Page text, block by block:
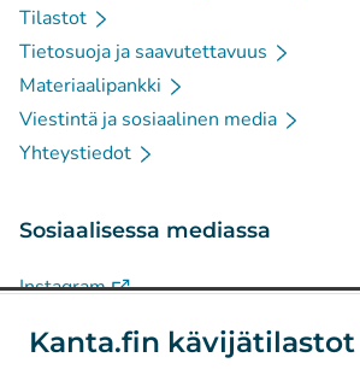
Kanta.fin kävijätilastot
Tilastot
Tietosuoja ja saavutettavuus
Materiaalipankki
Viestintä ja sosiaalinen media
Yhteystiedot
Sosiaalisessa mediassa
Instagram(Avautuu uuteen välilehteen)
Facebook(Avautuu uuteen välilehteen)